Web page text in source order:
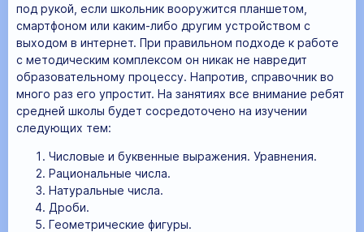
под рукой, если школьник вооружится планшетом,
смартфоном или каким-либо другим устройством с
выходом в интернет. При правильном подходе к работе
с методическим комплексом он никак не навредит
образовательному процессу. Напротив, справочник во
много раз его упростит. На занятиях все внимание ребят
средней школы будет сосредоточено на изучении
следующих тем:
Числовые и буквенные выражения. Уравнения.
Рациональные числа.
Натуральные числа.
Дроби.
Геометрические фигуры.